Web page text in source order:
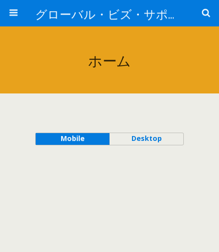
グローバル・ビズ・サポート株式会社
ホーム
Mobile Desktop